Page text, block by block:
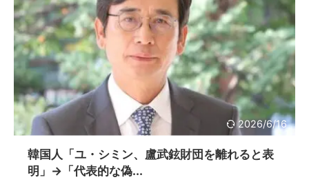
2026/6/16
韓国人「ユ・シミン、盧武鉉財団を離れると表
明」→「代表的な偽...